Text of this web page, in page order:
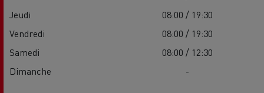
Jeudi
08:00 / 19:30
Vendredi
08:00 / 19:30
Samedi
08:00 / 12:30
Dimanche
-